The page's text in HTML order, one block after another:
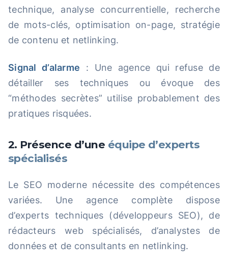
technique, analyse concurrentielle, recherche
de mots-clés, optimisation on-page, stratégie
de contenu et netlinking.
Signal d’alarme : Une agence qui refuse de
détailler ses techniques ou évoque des
“méthodes secrètes” utilise probablement des
pratiques risquées.
2. Présence d’une équipe d’experts
spécialisés
Le SEO moderne nécessite des compétences
variées. Une agence complète dispose
d’experts techniques (développeurs SEO), de
rédacteurs web spécialisés, d’analystes de
données et de consultants en netlinking.